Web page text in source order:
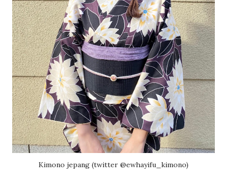
Kimono jepang (twitter @ewhayifu_kimono)